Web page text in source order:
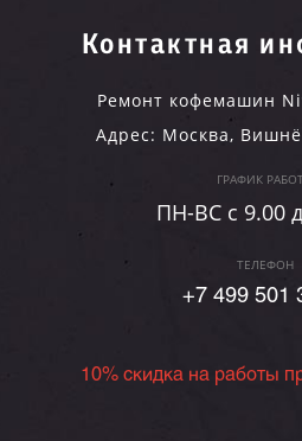
Контактная
Ремонт кофемашин
Адрес: Москва,
ГРАФИК
ПН-ВC c 9.00
ТЕЛЕФОН
+7 499 501
10% скидка на работы